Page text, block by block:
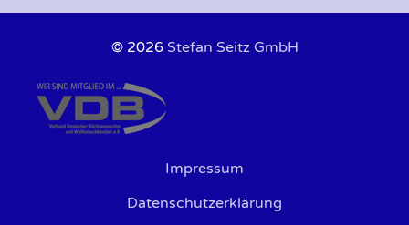
© 2026 Stefan Seitz GmbH
Impressum
Datenschutzerklärung